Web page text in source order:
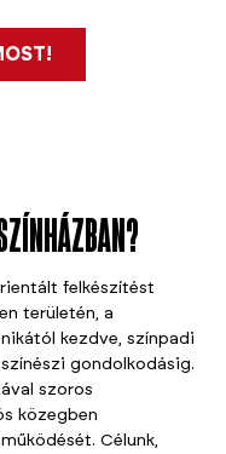
felkészítést
területén, a
kezdve, színpadi
gondolkodásig.
szoros
közegben
Célunk,